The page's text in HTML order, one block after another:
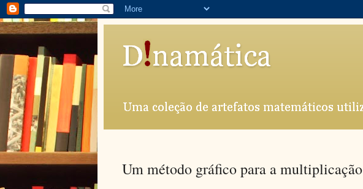
Um método gráfico para a multiplicação